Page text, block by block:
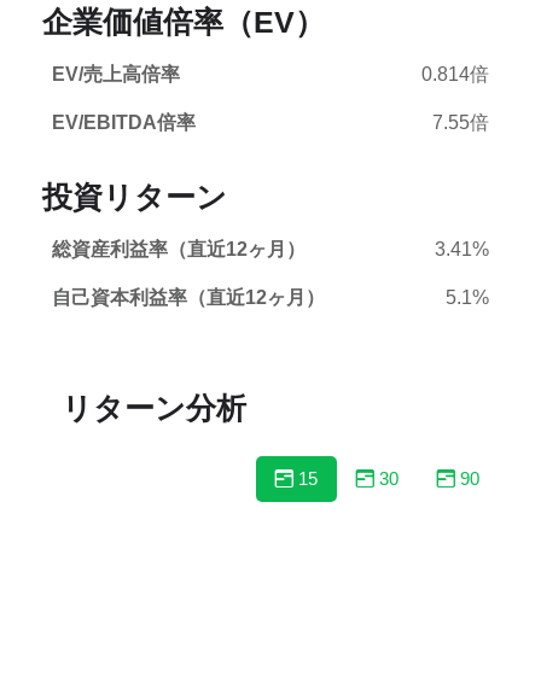
企業価値倍率（EV）
EV/売上高倍率 0.814倍
EV/EBITDA倍率 7.55倍
投資リターン
総資産利益率（直近12ヶ月） 3.41%
自己資本利益率（直近12ヶ月） 5.1%
リターン分析
15 30 90